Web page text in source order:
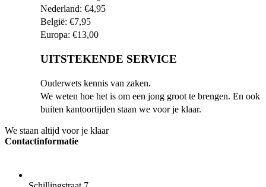
Nederland: €4,95
België: €7,95
Europa: €13,00
UITSTEKENDE SERVICE
Ouderwets kennis van zaken.
We weten hoe het is om een jong groot te brengen. En ook
buiten kantoortijden staan we voor je klaar.
We staan altijd voor je klaar
Contactinformatie